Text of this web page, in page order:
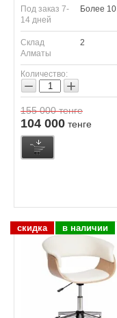
Под заказ 7-
14 дней
Более 10
Склад
Алматы
2
Количество:
− +
155 000тенге
104 000 тенге
скидка в наличии